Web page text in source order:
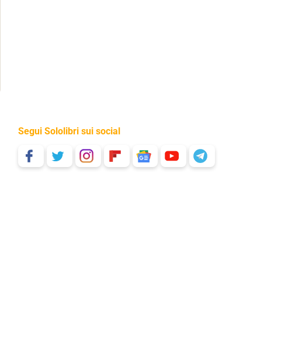
Segui Sololibri sui social